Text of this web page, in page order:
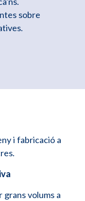
sobre
i fabricació a
volums a